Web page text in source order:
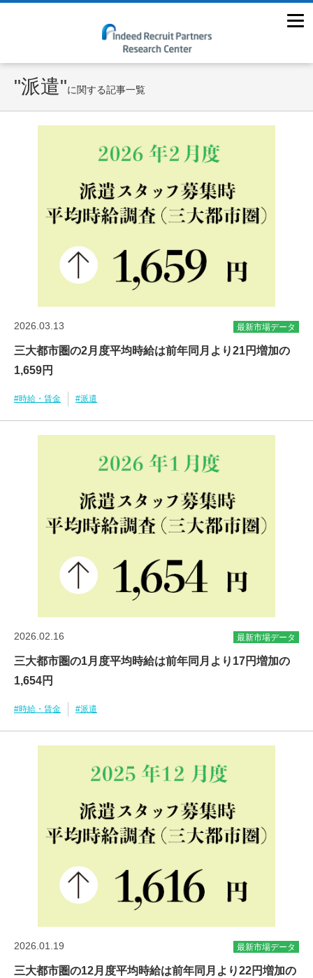
"派遣"に関する記事一覧
2026.03.13 最新市場データ
三大都市圏の2月度平均時給は前年同月より21円増加の
1,659円
#時給・賃金 #派遣
2026.02.16 最新市場データ
三大都市圏の1月度平均時給は前年同月より17円増加の
1,654円
#時給・賃金 #派遣
2026.01.19 最新市場データ
三大都市圏の12月度平均時給は前年同月より22円増加の